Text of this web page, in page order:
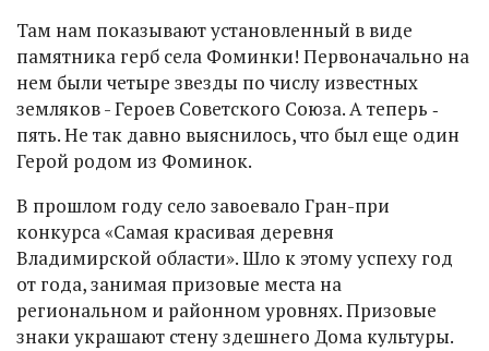
Там нам показывают установленный в виде
памятника герб села Фоминки! Первоначально на
нем были четыре звезды по числу известных
земляков - Героев Советского Союза. А теперь ‑
пять. Не так давно выяснилось, что был еще один
Герой родом из Фоминок.
В прошлом году село завоевало Гран-при
конкурса «Самая красивая деревня
Владимирской области». Шло к этому успеху год
от года, занимая призовые места на
региональном и районном уровнях. Призовые
знаки украшают стену здешнего Дома культуры.